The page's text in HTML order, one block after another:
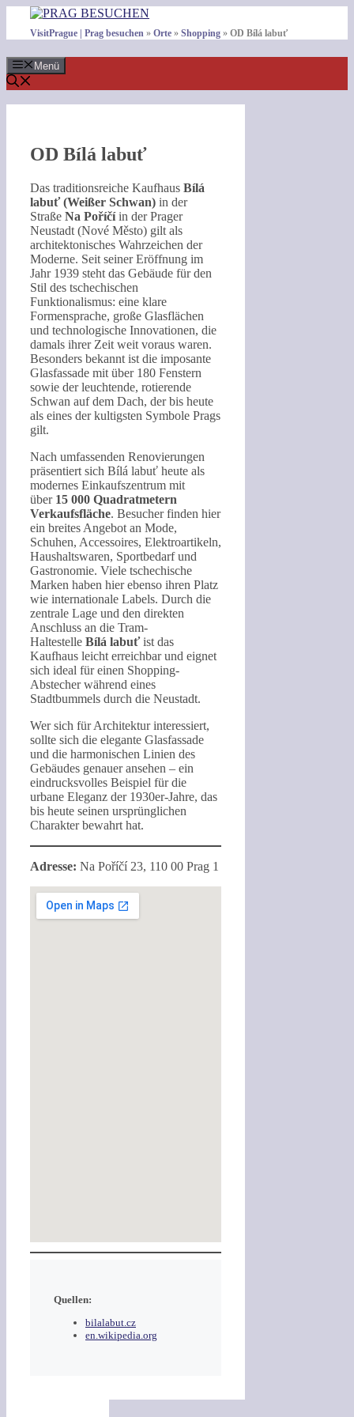
Inhalt
springen
VisitPrague | Prag besuchen » Orte » Shopping » OD Bílá labuť
Menü
OD Bílá labuť
Das traditionsreiche Kaufhaus Bílá
labuť (Weißer Schwan) in der
Straße Na Poříčíin der Prager
Neustadt (Nové Město) gilt als
architektonisches Wahrzeichen der
Moderne. Seit seiner Eröffnung im
Jahr 1939 steht das Gebäude für den
Stil des tschechischen
Funktionalismus: eine klare
Formensprache, große Glasflächen
und technologische Innovationen, die
damals ihrer Zeit weit voraus waren.
Besonders bekannt ist die imposante
Glasfassade mit über 180 Fenstern
sowie der leuchtende, rotierende
Schwan auf dem Dach, der bis heute
als eines der kultigsten Symbole Prags
gilt.
Nach umfassenden Renovierungen
präsentiert sich Bílá labuť heute als
modernes Einkaufszentrum mit
über 15 000 Quadratmetern
Verkaufsfläche. Besucher finden hier
ein breites Angebot an Mode,
Schuhen, Accessoires, Elektroartikeln,
Haushaltswaren, Sportbedarf und
Gastronomie. Viele tschechische
Marken haben hier ebenso ihren Platz
wie internationale Labels. Durch die
zentrale Lage und den direkten
Anschluss an die Tram-
Haltestelle Bílá labuťist das
Kaufhaus leicht erreichbar und eignet
sich ideal für einen Shopping-
Abstecher während eines
Stadtbummels durch die Neustadt.
Wer sich für Architektur interessiert,
sollte sich die elegante Glasfassade
und die harmonischen Linien des
Gebäudes genauer ansehen – ein
eindrucksvolles Beispiel für die
urbane Eleganz der 1930er-Jahre, das
bis heute seinen ursprünglichen
Charakter bewahrt hat.
Adresse: Na Poříčí 23, 110 00 Prag 1
Quellen:
bilalabut.cz
en.wikipedia.org